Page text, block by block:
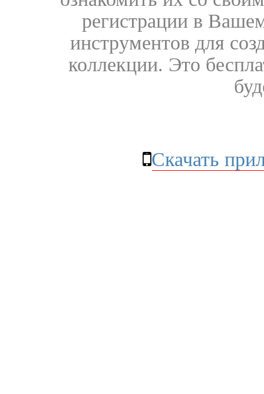
регистрации в
инструментов для
коллекции. Это
Скачать